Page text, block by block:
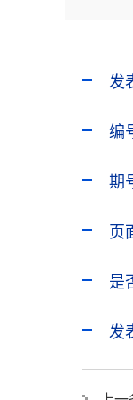
发
编
期
页
是
发